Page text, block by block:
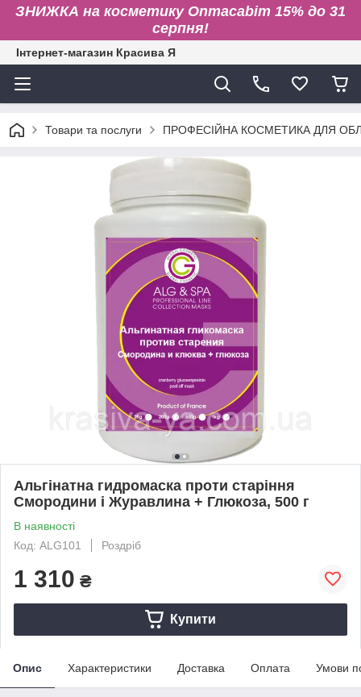
ЗНИЖКА на косметику Onmacabim 15% до 31
серпня!
Інтернет-магазин Красива Я
Товари та послуги ПРОФЕСІЙНА КОСМЕТИКА ДЛЯ
Альгінатна гидромаска проти старіння
Смородини і Журавлина + Глюкоза, 500 г
В наявності
Код: ALG101
Роздріб
1 310 ₴
Купити
Опис Характеристики Доставка Оплата Умови